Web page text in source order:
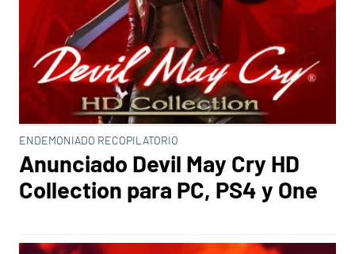
ENDEMONIADO RECOPILATORIO
Anunciado Devil May Cry HD
Collection para PC, PS4 y One